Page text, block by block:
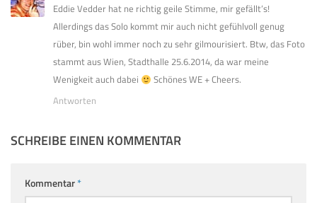
Eddie Vedder hat ne richtig geile Stimme, mir gefällt’s!
Allerdings das Solo kommt mir auch nicht gefühlvoll genug
rüber, bin wohl immer noch zu sehr gilmourisiert. Btw, das Foto
stammt aus Wien, Stadthalle 25.6.2014, da war meine
Wenigkeit auch dabei
Schönes WE + Cheers.
Antworten
SCHREIBE EINEN KOMMENTAR
Kommentar*